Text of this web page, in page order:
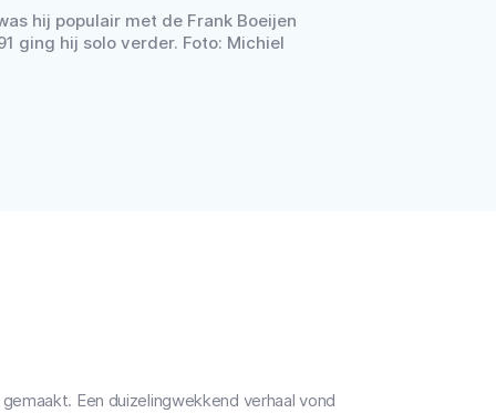
hij populair met de Frank Boeijen
ging hij solo verder. Foto: Michiel
Een duizelingwekkend verhaal vond